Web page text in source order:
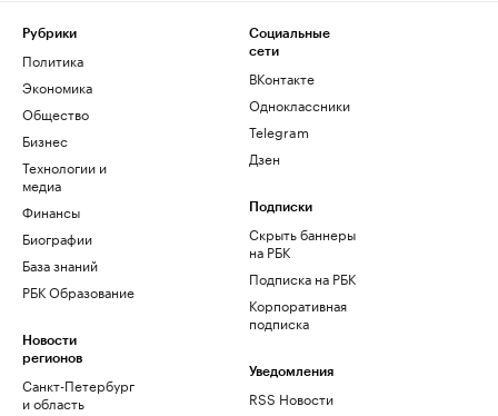
Рубрики
Политика
Экономика
Общество
Бизнес
Технологии и
медиа
Финансы
Биографии
База знаний
РБК Образование
Новости
регионов
Санкт-Петербург
и область
Социальные
сети
ВКонтакте
Одноклассники
Telegram
Дзен
Подписки
Скрыть баннеры
на РБК
Подписка на РБК
Корпоративная
подписка
Уведомления
RSS Новости